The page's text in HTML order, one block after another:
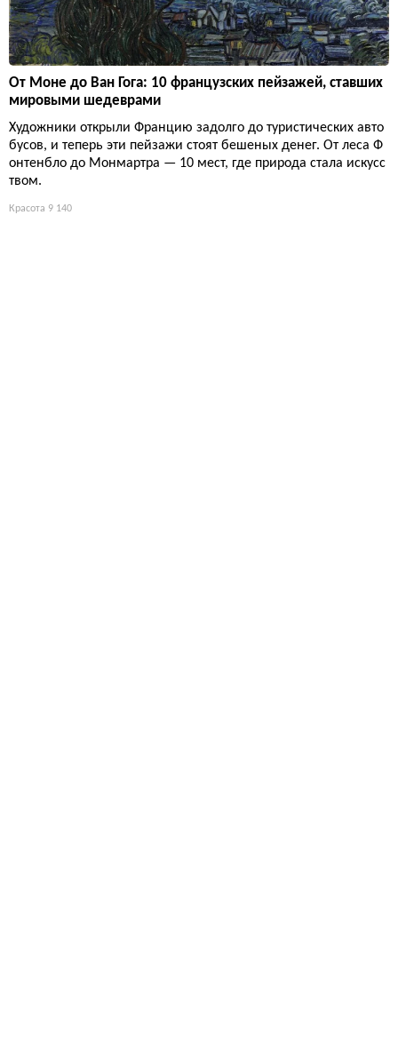
От Моне до Ван Гога: 10 французских пейзажей, ставших
мировыми шедеврами
Художники открыли Францию задолго до туристических авто
бусов, и теперь эти пейзажи стоят бешеных денег. От леса Ф
онтенбло до Монмартра — 10 мест, где природа стала искусс
твом.
Красота 9 140